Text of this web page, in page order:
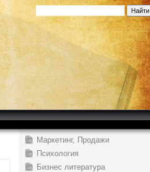
Маркетинг, Продажи
Психология
Бизнес литература